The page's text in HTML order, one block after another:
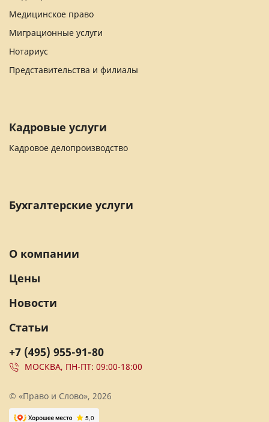
Медицинское право
Миграционные услуги
Нотариус
Представительства и филиалы
Кадровые услуги
Кадровое делопроизводство
Бухгалтерские услуги
+7 (495) 955-91-80
МОСКВА, ПН-ПТ: 09:00-18:00
О компании
Цены
Новости
Статьи
© «Право и Слово», 2026